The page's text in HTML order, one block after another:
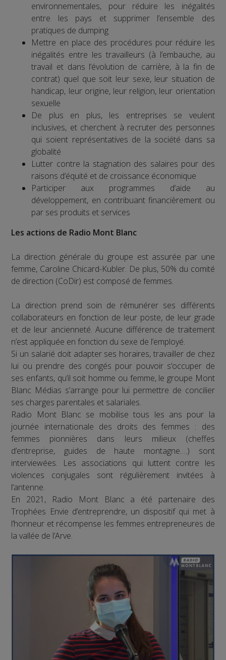
environnementales, pour réduire les inégalités
entre les pays et supprimer l’ensemble des
pratiques de dumping
Mettre en place des procédures pour réduire les
inégalités entre les travailleurs (à l’embauche, au
travail et dans l’évolution de carrière, à la fin de
contrat) quel que soit leur sexe, leur situation de
handicap, leur origine, leur religion, leur orientation
sexuelle
De plus en plus, les entreprises se veulent
inclusives, et cherchent à recruter des personnes
qui soient représentatives de la société dans sa
globalité
Lutter contre la stagnation des salaires pour des
raisons d’équité et de croissance économique
Participer aux programmes d’aide au
développement, en contribuant financièrement ou
par ses produits et services
Les actions de Radio Mont Blanc
La direction générale du groupe est assurée par une
femme, Caroline Chicard-Kubler. De plus, 50% du comité
de direction (CoDir) est composé de femmes.
La direction prend soin de rémunérer ses différents
collaborateurs en fonction de leur poste, de leur grade
et de leur ancienneté. Aucune différence de traitement
n’est appliquée en fonction du sexe de l’employé.
Si un salarié doit adapter ses horaires, travailler de chez
lui ou prendre des congés pour pouvoir s’occuper de
ses enfants, qu’il soit homme ou femme, le groupe Mont
Blanc Médias s’arrange pour lui permettre de concilier
ses charges parentales et salariales.
Radio Mont Blanc se mobilise tous les ans pour la
journée internationale des droits des femmes : des
femmes pionnières dans leurs milieux (cheffes
d’entreprise, guides de haute montagne….) sont
interviewées. Les associations qui luttent contre les
violences conjugales sont régulièrement invitées à
l’antenne.
En 2021, Radio Mont Blanc a été partenaire des
Trophées Envie d’entreprendre, un dispositif qui met à
l’honneur et récompense les femmes entrepreneures de
la vallée de l’Arve.